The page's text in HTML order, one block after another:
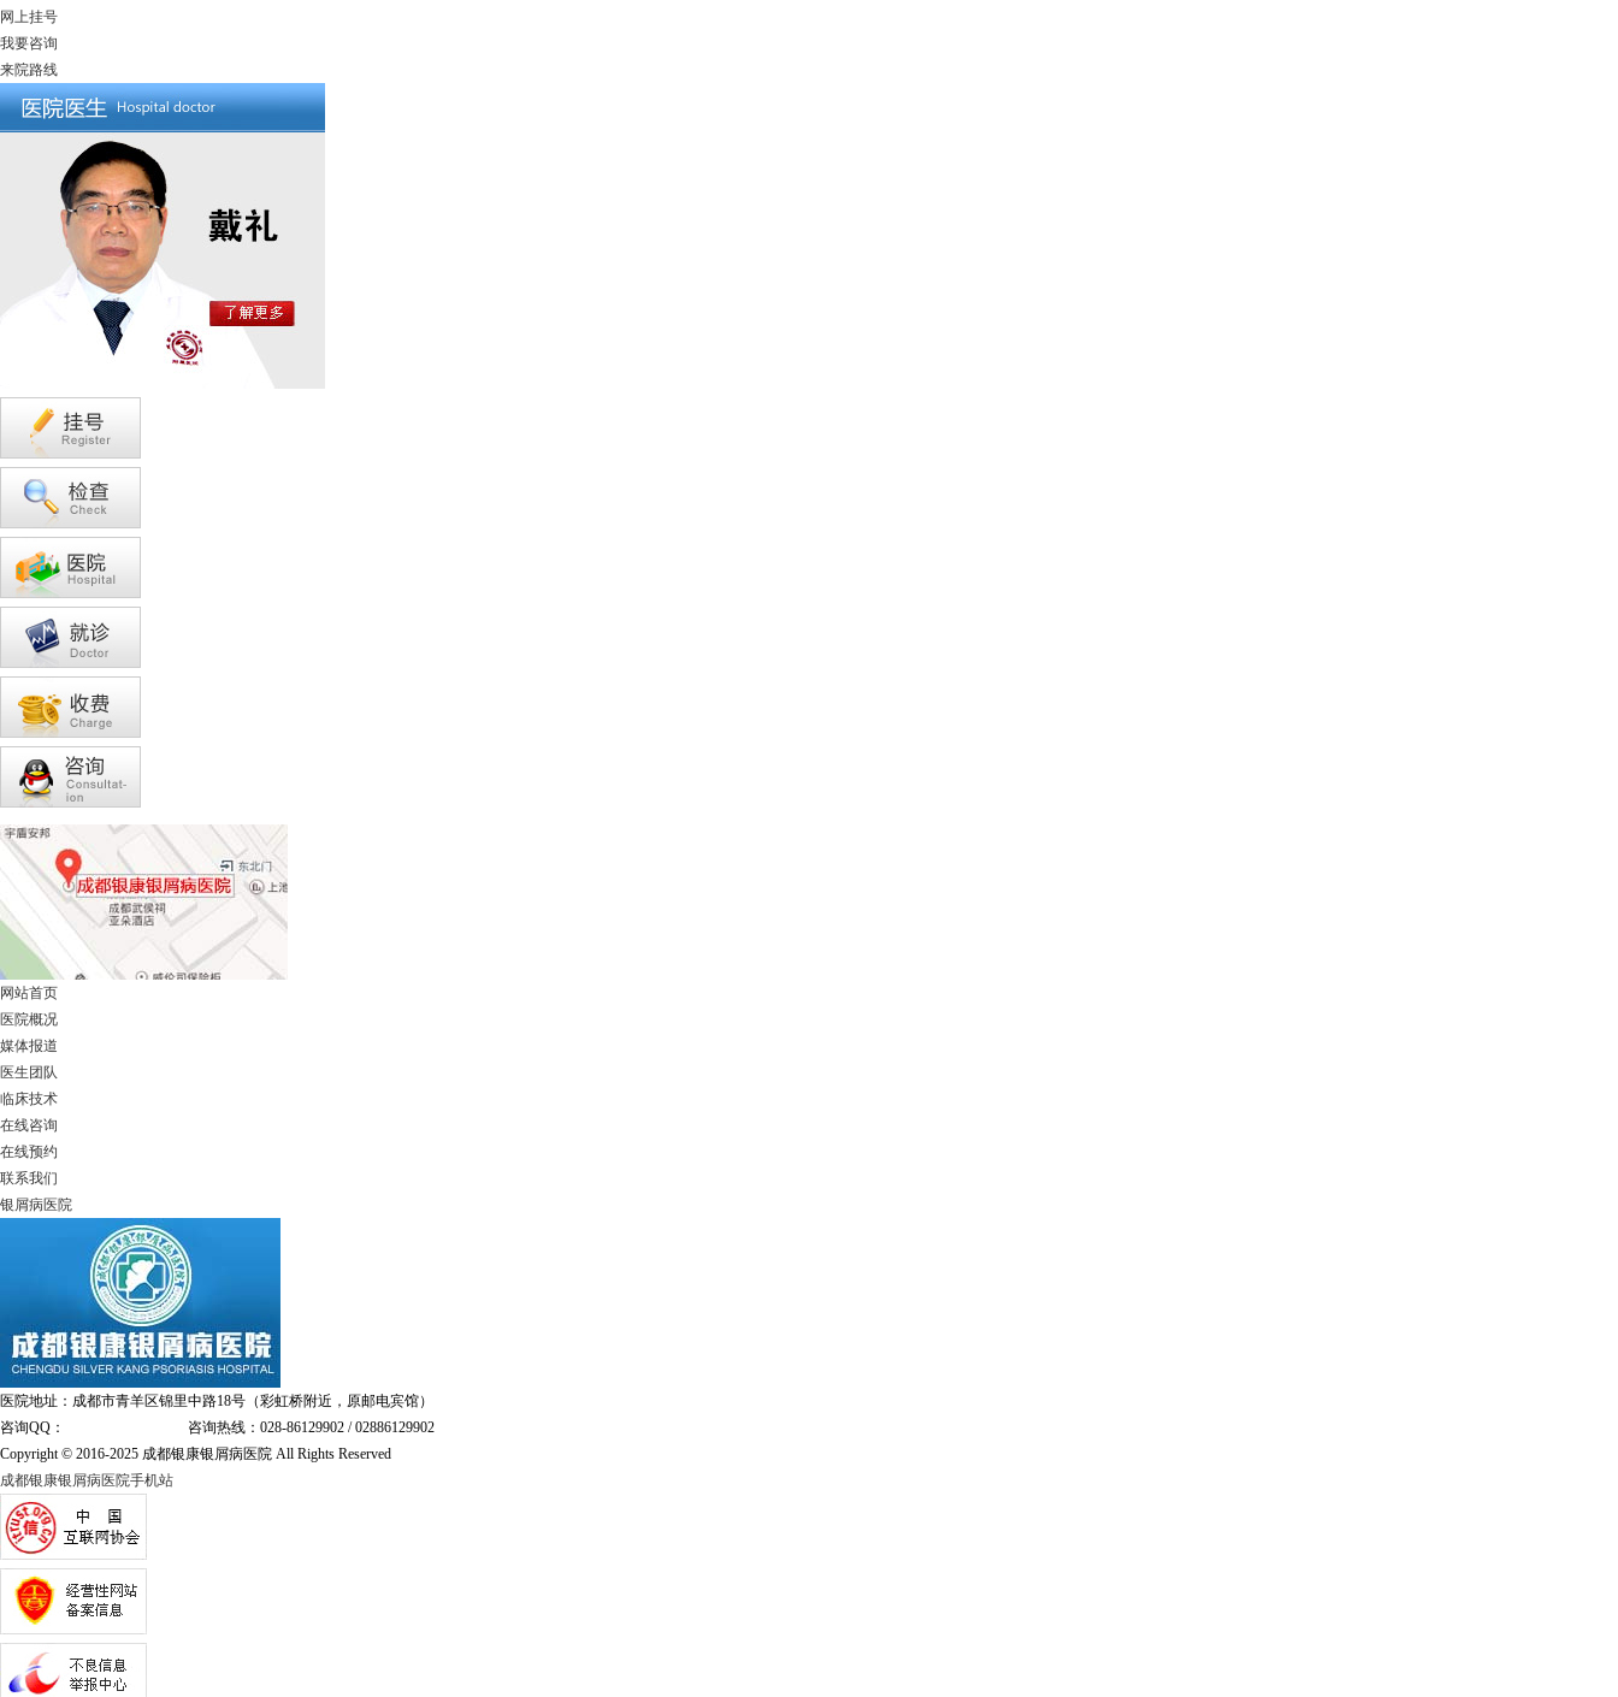
网上挂号
我要咨询
来院路线
网站首页
医院概况
媒体报道
医生团队
临床技术
在线咨询
在线预约
联系我们
银屑病医院
医院地址：成都市青羊区锦里中路18号（彩虹桥附近，原邮电宾馆）
咨询QQ：
咨询热线：028-86129902 / 02886129902
Copyright © 2016-2025 成都银康银屑病医院 All Rights Reserved
成都银康银屑病医院手机站